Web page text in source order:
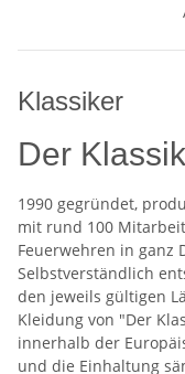
Klassiker
Der
1990 gegründet,
mit rund 100
Feuerwehren in ganz
Selbstverständlich
den jeweils gültigen
Kleidung von "Der
innerhalb der
und die Einhaltung